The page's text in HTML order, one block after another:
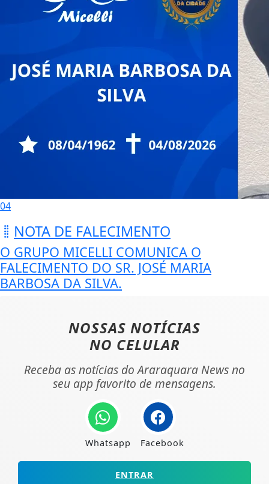
04
NOTA DE FALECIMENTO
O GRUPO MICELLI COMUNICA O
FALECIMENTO DO SR. JOSÉ MARIA
BARBOSA DA SILVA.
NOSSAS NOTÍCIAS
NO CELULAR
Receba as notícias do Araraquara News no
seu app favorito de mensagens.
Whatsapp Facebook
ENTRAR